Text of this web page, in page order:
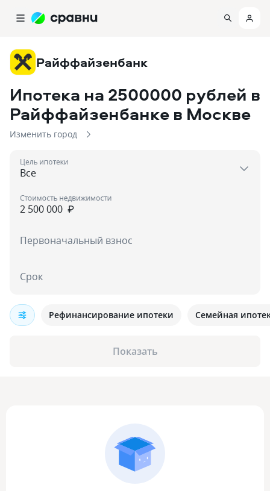
Райффайзенбанк
Ипотека на 2500000 рублей в
Райффайзенбанке в Москве
Изменить город
Цель ипотеки
₽
Стоимость недвижимости
Первоначальный взнос
Срок
Показать
Рефинансирование ипотеки Семейная